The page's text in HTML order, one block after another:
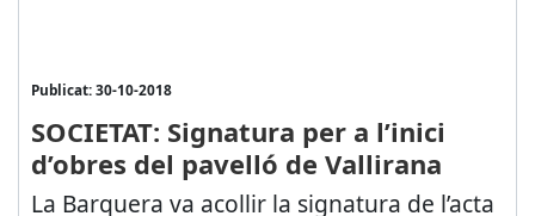
Publicat: 30-10-2018
SOCIETAT: Signatura per a l’inici
d’obres del pavelló de Vallirana
La Barquera va acollir la signatura de l’acta